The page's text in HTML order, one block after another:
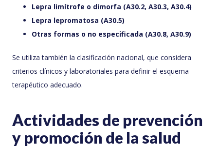
Lepra limítrofe o dimorfa (A30.2, A30.3, A30.4)
Lepra lepromatosa (A30.5)
Otras formas o no especificada (A30.8, A30.9)
Se utiliza también la clasificación nacional, que considera
criterios clínicos y laboratoriales para definir el esquema
terapéutico adecuado.
Actividades de prevención
y promoción de la salud